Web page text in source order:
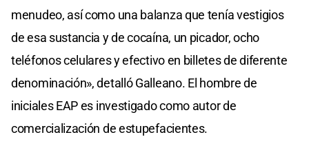
menudeo, así como una balanza que tenía vestigios
de esa sustancia y de cocaína, un picador, ocho
teléfonos celulares y efectivo en billetes de diferente
denominación», detalló Galleano. El hombre de
iniciales EAP es investigado como autor de
comercialización de estupefacientes.